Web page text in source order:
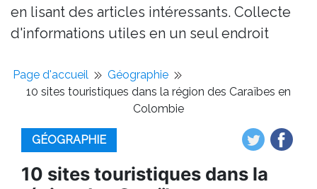
en lisant des articles intéressants. Collecte
d'informations utiles en un seul endroit
Page d'accueil
Géographie
10 sites touristiques dans la région des Caraïbes en
Colombie
GÉOGRAPHIE
10 sites touristiques dans la